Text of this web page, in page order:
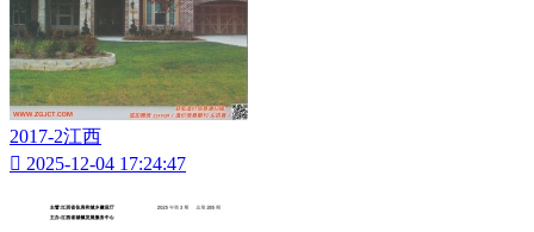
2017-2江西
 2025-12-04 17:24:47